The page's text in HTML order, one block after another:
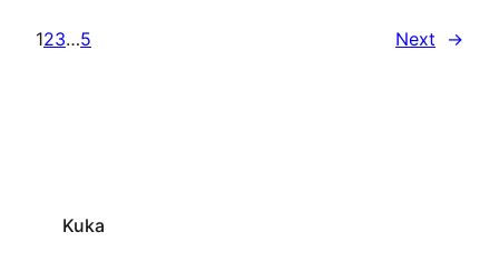
Guide | Digging Into WordPress Gutenberg on
123…5 Next →
Kuka